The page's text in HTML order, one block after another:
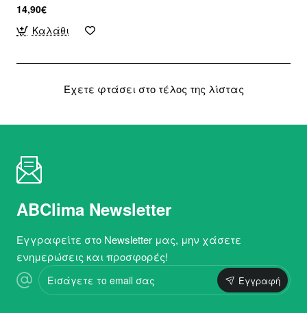
14,90€
Καλάθι
Έχετε φτάσει στο τέλος της λίστας
ABClima Newsletter
Εγγραφείτε στο Newsletter μας, μην χάσετε
ενημερώσεις και προσφορές!
Εισάγετε
το
email
Εγγραφή